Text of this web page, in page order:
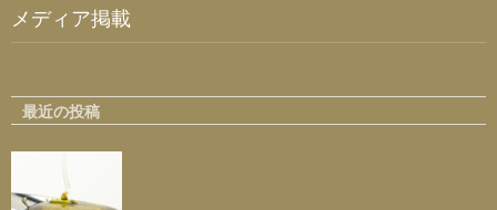
メディア掲載
最近の投稿